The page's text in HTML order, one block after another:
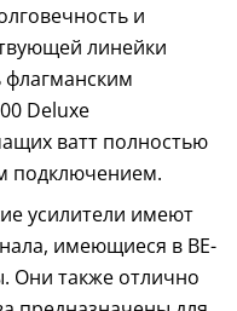
и
линейки
флагманским
Deluxe
ватт полностью
подключением.
усилители имеют
имеющиеся в BE-
Они также отлично